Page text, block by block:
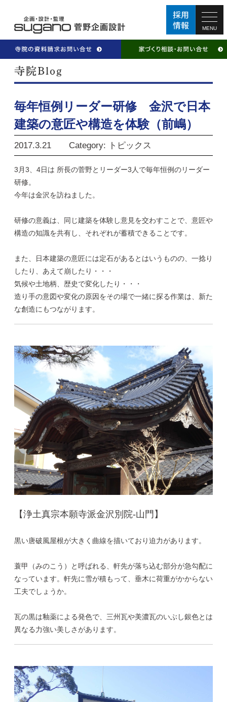
MENU
毎年恒例リーダー研修 金沢で日本
建築の意匠や構造を体験（前嶋）
2017.3.21 Category: トピックス
3月3、4日は 所長の菅野とリーダー3人で毎年恒例のリーダー
研修。
今年は金沢を訪ねました。
研修の意義は、同じ建築を体験し意見を交わすことで、意匠や
構造の知識を共有し、それぞれが蓄積できることです。
また、日本建築の意匠には定石があるとはいうものの、一捻り
したり、あえて崩したり・・・
気候や土地柄、歴史で変化したり・・・
造り手の意図や変化の原因をその場で一緒に探る作業は、新た
な創造にもつながります。
【浄土真宗本願寺派金沢別院-山門】
黒い唐破風屋根が大きく曲線を描いており迫力があります。
蓑甲（みのこう）と呼ばれる、軒先が落ち込む部分が急勾配に
なっています。軒先に雪が積もって、垂木に荷重がかからない
工夫でしょうか。
瓦の黒は釉薬による発色で、三州瓦や美濃瓦のいぶし銀色とは
異なる力強い美しさがあります。